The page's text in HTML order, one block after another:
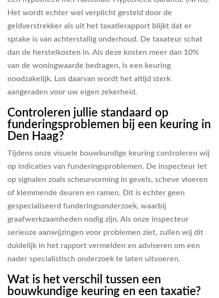
Het wordt echter wel verplicht gesteld door de
geldverstrekker als uit het taxatierapport blijkt dat er
sprake is van achterstallig onderhoud. De taxateur schat
dan de herstelkosten in. Als deze kosten meer dan 10%
van de woningwaarde bedragen, is een keuring
noodzakelijk. Los daarvan wordt het altijd sterk
aangeraden voor uw eigen zekerheid.
Controleren jullie standaard op
funderingsproblemen bij een keuring in
Den Haag?
Tijdens onze visuele bouwkundige keuring controleren wij
op indicaties van funderingsproblemen. De inspecteur let
op signalen zoals scheurvorming in gevels, scheve vloeren
of klemmende deuren en ramen. Dit is echter geen
gespecialiseerd funderingsonderzoek, waarbij
graafwerkzaamheden nodig zijn. Als onze inspecteur
serieuze aanwijzingen voor problemen ziet, zullen wij dit
duidelijk in het rapport vermelden en adviseren om een
nader specialistisch onderzoek te laten uitvoeren.
Wat is het verschil tussen een
bouwkundige keuring en een taxatie?